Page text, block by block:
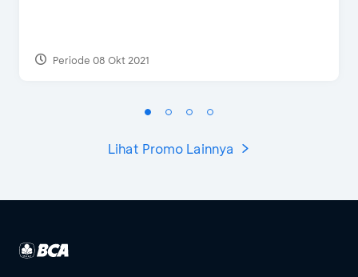
Periode 08 Okt 2021
Lihat Promo Lainnya